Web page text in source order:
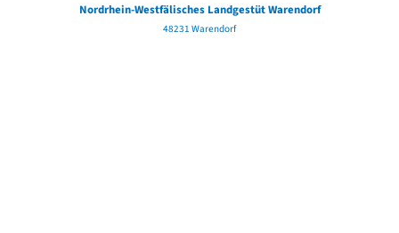
Nordrhein-Westfälisches Landgestüt Warendorf
48231 Warendorf